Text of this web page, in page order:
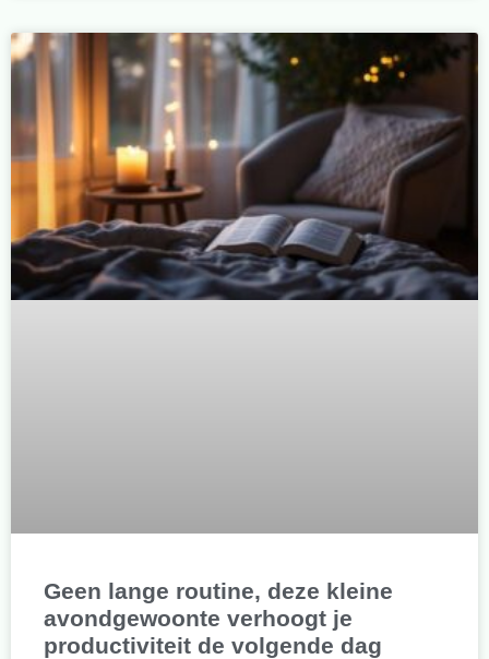
Geen lange routine, deze kleine
avondgewoonte verhoogt je
productiviteit de volgende dag